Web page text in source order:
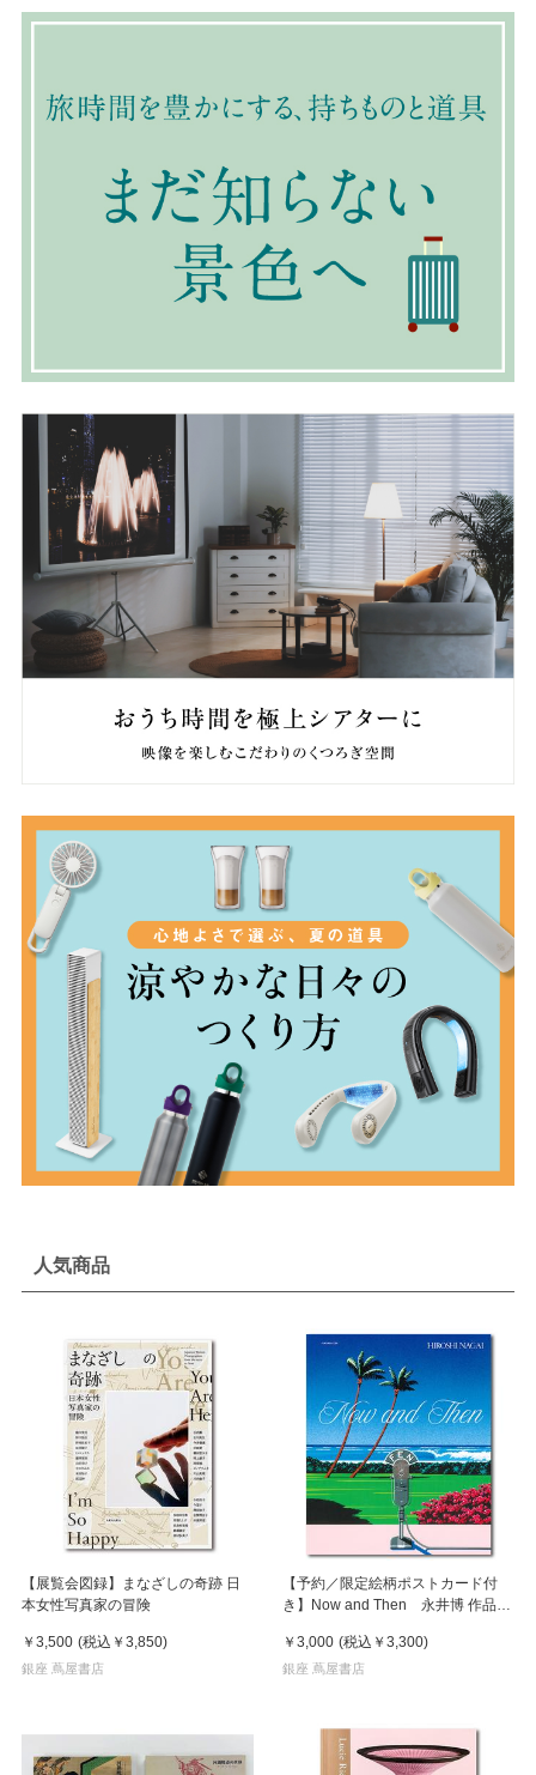
人気商品
【展覧会図録】まなざしの奇跡 日
本女性写真家の冒険
￥3,500 (税込 ￥3,850)
銀座 蔦屋書店
【予約／限定絵柄ポストカード付
き】Now and Then 永井博 作品
￥3,000 (税込 ￥3,300)
銀座 蔦屋書店